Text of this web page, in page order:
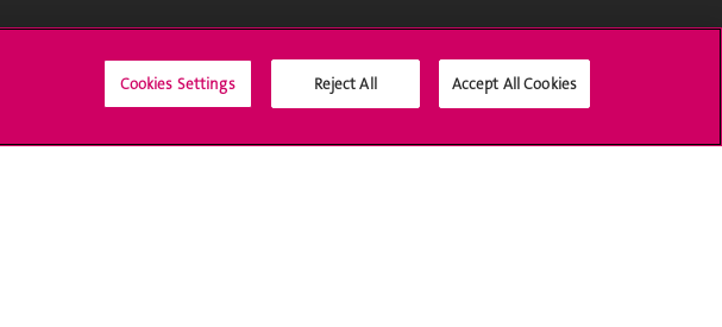
Cookies Settings Reject All Accept All Cookies